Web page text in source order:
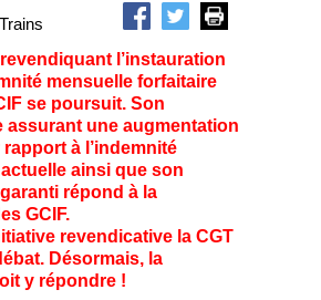
l’instauration
mensuelle forfaitaire
se poursuit. Son
assurant une augmentation
rapport à l’indemnité
ainsi que son
répond à la
GCIF.
revendicative la CGT
Désormais, la
y répondre !